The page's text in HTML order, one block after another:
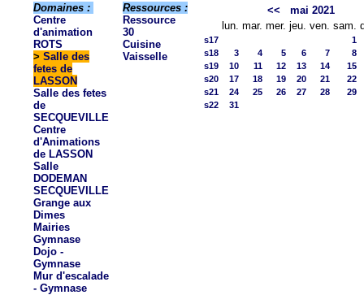
Domaines :
Centre
d'animation
ROTS
> Salle des
fetes de
LASSON
Salle des fetes
de
SECQUEVILLE
Centre
d'Animations
de LASSON
Salle
DODEMAN
SECQUEVILLE
Grange aux
Dimes
Mairies
Gymnase
Dojo -
Gymnase
Mur d'escalade
- Gymnase
Ressources :
Ressource
30
Cuisine
Vaisselle
<<
mai 2021
lun. mar. mer. jeu. ven. sam.
s17
1
s18
3 4 5 6 7
8
s19
10 11 12 13 14
15
s20
17 18 19 20 21
22
s21
24 25 26 27 28
29
s22
31